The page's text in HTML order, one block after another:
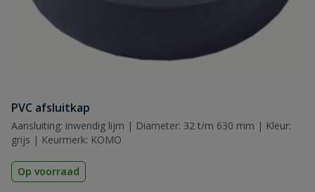
PVC afsluitkap
Aansluiting: inwendig lijm | Diameter: 32 t/m 630 mm | Kleur:
grijs | Keurmerk: KOMO
Op voorraad